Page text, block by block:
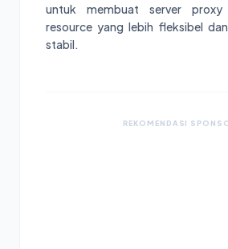
untuk membuat server
resource yang lebih fleksibel
stabil.
REKOMENDASI